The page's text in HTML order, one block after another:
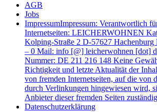
AGB
Jobs
ImpressumImpressum: Verantwortlich
Internetseiten: LEICHERWOHNEN
Kolping-Straße 2 D-57627 Hachenburg
– 0 Mail: info [@] leicherwohnen [dot]
Nummer: DE 211 216 148 Keine
Richtigkeit und letzte Aktualität der
von fremden Internetseiten, auf die von
durch Verlinkungen hingewiesen wird,
Anbieter dieser fremden Seiten
Datenschutzerklärung